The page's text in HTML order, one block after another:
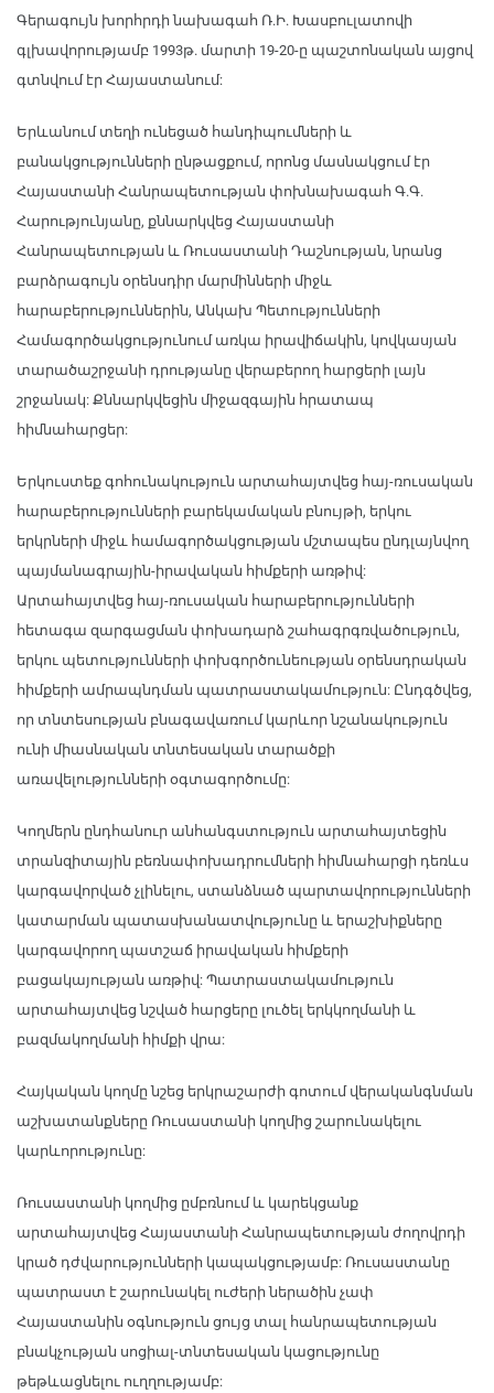
Գերագույն խորհրդի նախագահ Ռ.Ի. Խասբուլատովի
գլխավորությամբ 1993թ. մարտի 19-20-ը պաշտոնական այցով
գտնվում էր Հայաստանում:
Երևանում տեղի ունեցած հանդիպումների և
բանակցությունների ընթացքում, որոնց մասնակցում էր
Հայաստանի Հանրապետության փոխնախագահ Գ.Գ.
Հարությունյանը, քննարկվեց Հայաստանի
Հանրապետության և Ռուսաստանի Դաշնության, նրանց
բարձրագույն օրենսդիր մարմինների միջև
հարաբերություններին, Անկախ Պետությունների
Համագործակցությունում առկա իրավիճակին, կովկասյան
տարածաշրջանի դրությանը վերաբերող հարցերի լայն
շրջանակ: Քննարկվեցին միջազգային հրատապ
հիմնահարցեր:
Երկուստեք գոհունակություն արտահայտվեց հայ-ռուսական
հարաբերությունների բարեկամական բնույթի, երկու
երկրների միջև համագործակցության մշտապես ընդլայնվող
պայմանագրային-իրավական հիմքերի առթիվ:
Արտահայտվեց հայ-ռուսական հարաբերությունների
հետագա զարգացման փոխադարձ շահագրգռվածություն,
երկու պետությունների փոխգործունեության օրենսդրական
հիմքերի ամրապնդման պատրաստակամություն: Ընդգծվեց,
որ տնտեսության բնագավառում կարևոր նշանակություն
ունի միասնական տնտեսական տարածքի
առավելությունների օգտագործումը:
Կողմերն ընդհանուր անհանգստություն արտահայտեցին
տրանզիտային բեռնափոխադրումների հիմնահարցի դեռևս
կարգավորված չլինելու, ստանձնած պարտավորությունների
կատարման պատասխանատվությունը և երաշխիքները
կարգավորող պատշաճ իրավական հիմքերի
բացակայության առթիվ: Պատրաստակամություն
արտահայտվեց նշված հարցերը լուծել երկկողմանի և
բազմակողմանի հիմքի վրա:
Հայկական կողմը նշեց երկրաշարժի գոտում վերականգնման
աշխատանքները Ռուսաստանի կողմից շարունակելու
կարևորությունը:
Ռուսաստանի կողմից ըմբռնում և կարեկցանք
արտահայտվեց Հայաստանի Հանրապետության ժողովրդի
կրած դժվարությունների կապակցությամբ: Ռուսաստանը
պատրաստ է շարունակել ուժերի ներածին չափ
Հայաստանին օգնություն ցույց տալ հանրապետության
բնակչության սոցիալ-տնտեսական կացությունը
թեթևացնելու ուղղությամբ: